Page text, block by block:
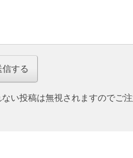
ない投稿は無視されますのでご